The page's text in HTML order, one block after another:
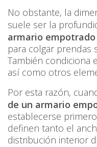
No obstante, la
suele ser la
armario empotrado
para colgar prendas
También condiciona
así como otros
Por esta razón,
de un armario
establecerse
definen tanto el
distribución interior